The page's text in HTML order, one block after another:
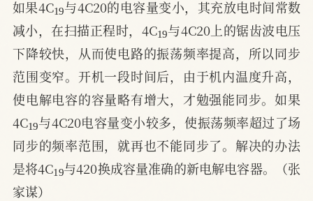
如果4C
与4C20的电容量变小，其充放电时间常数
减小，在扫描正程时，4C19与4C20上的锯齿波电压
下降较快，从而使电路的振荡频率提高，所以同步
范围变窄。开机一段时间后，由于机内温度升高，
使电解电容的容量略有增大，才勉强能同步。如果
4C19与4C20电容量变小较多，使振荡频率超过了场
同步的频率范围，就再也不能同步了。解决的办法
是将4C19与420换成容量准确的新电解电容器。（张
家谋）